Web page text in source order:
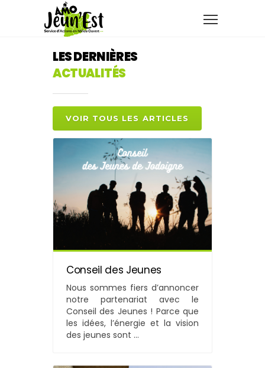
LES DERNIÈRES
ACTUALITÉS
VOIR TOUS LES ARTICLES
Conseil des Jeunes
Nous sommes fiers d’annoncer
notre partenariat avec le
Conseil des Jeunes ! Parce que
les idées, l’énergie et la vision
des jeunes sont ...